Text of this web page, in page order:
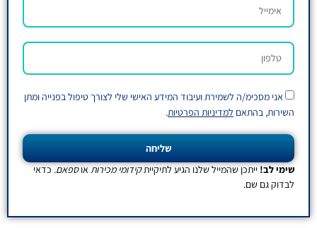
ועיבוד המידע האישי שלי לצורך טיפול בפנייה ומתן
הפרטיות.
שלנו הגיע לתיקייתקידומי מכירותאוספאם. כדאי